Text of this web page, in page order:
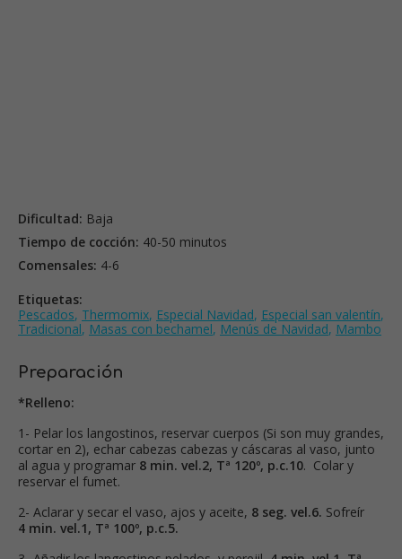
Dificultad: Baja
Tiempo de cocción: 40-50 minutos
Comensales: 4-6
Etiquetas:
Pescados, Thermomix, Especial Navidad, Especial san valentín,
Tradicional, Masas con bechamel, Menús de Navidad, Mambo
Preparación
*Relleno:
1- Pelar los langostinos, reservar cuerpos (Si son muy grandes,
cortar en 2), echar cabezas cabezas y cáscaras al vaso, junto
al agua y programar 8 min. vel.2, Tª 120º, p.c.10. Colar y
reservar el fumet.
2- Aclarar y secar el vaso, ajos y aceite, 8 seg. vel.6. Sofreír
4 min. vel.1, Tª 100º, p.c.5.